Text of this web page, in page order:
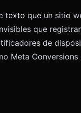
texto que un sitio
que
de
Meta